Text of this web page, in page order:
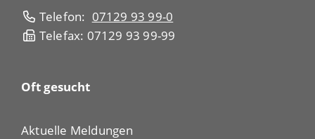
Telefon: 07129 93 99-0
Telefax: 07129 93 99-99
Oft gesucht
Aktuelle Meldungen